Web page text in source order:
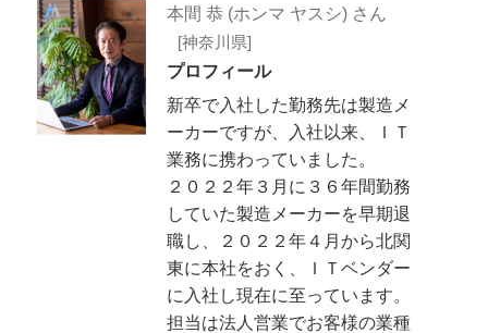
本間 恭 (ホンマ ヤスシ) さん
[神奈川県]
プロフィール
新卒で入社した勤務先は製造メ
ーカーですが、入社以来、ＩＴ
業務に携わっていました。
２０２２年３月に３６年間勤務
していた製造メーカーを早期退
職し、２０２２年４月から北関
東に本社をおく、ＩＴベンダー
に入社し現在に至っています。
担当は法人営業でお客様の業種